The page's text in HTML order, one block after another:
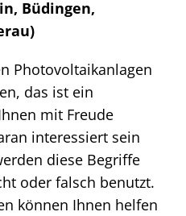
Büdingen,
Photovoltaikanlagen
das ist ein
mit Freude
interessiert sein
diese Begriffe
oder falsch benutzt.
können Ihnen helfen